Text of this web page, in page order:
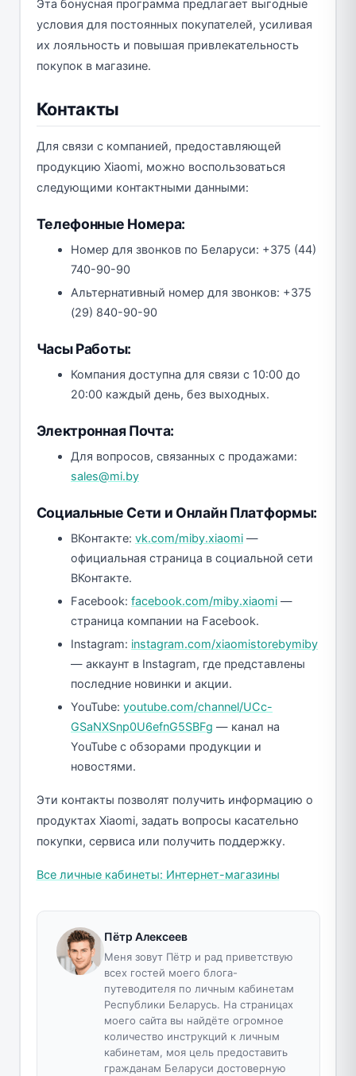
Эта бонусная программа предлагает выгодные
условия для постоянных покупателей, усиливая
их лояльность и повышая привлекательность
покупок в магазине.
Контакты
Для связи с компанией, предоставляющей
продукцию Xiaomi, можно воспользоваться
следующими контактными данными:
Телефонные Номера:
Номер для звонков по Беларуси: +375 (44)
740-90-90
Альтернативный номер для звонков: +375
(29) 840-90-90
Часы Работы:
Компания доступна для связи с 10:00 до
20:00 каждый день, без выходных.
Электронная Почта:
Для вопросов, связанных с продажами:
sales@mi.by
Социальные Сети и Онлайн Платформы:
ВКонтакте: vk.com/miby.xiaomi —
официальная страница в социальной сети
ВКонтакте.
Facebook: facebook.com/miby.xiaomi —
страница компании на Facebook.
Instagram: instagram.com/xiaomistorebymiby
— аккаунт в Instagram, где представлены
последние новинки и акции.
YouTube: youtube.com/channel/UCc-
GSaNXSnp0U6efnG5SBFg — канал на
YouTube с обзорами продукции и
новостями.
Эти контакты позволят получить информацию о
продуктах Xiaomi, задать вопросы касательно
покупки, сервиса или получить поддержку.
Все личные кабинеты: Интернет-магазины
Пётр Алексеев
Меня зовут Пётр и рад приветствую
всех гостей моего блога-
путеводителя по личным кабинетам
Республики Беларусь. На страницах
моего сайта вы найдёте огромное
количество инструкций к личным
кабинетам, моя цель предоставить
гражданам Беларуси достоверную